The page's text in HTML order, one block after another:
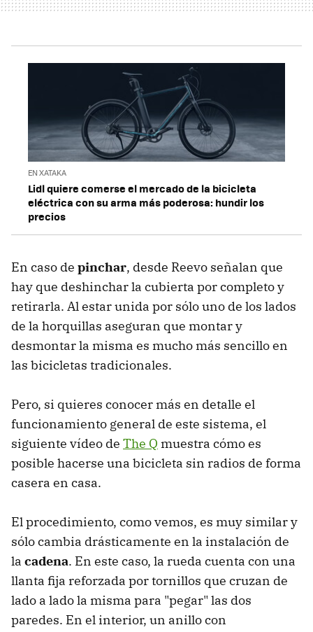
EN XATAKA
Lidl quiere comerse el mercado de la bicicleta
eléctrica con su arma más poderosa: hundir los
precios
En caso de pinchar, desde Reevo señalan que
hay que deshinchar la cubierta por completo y
retirarla. Al estar unida por sólo uno de los lados
de la horquillas aseguran que montar y
desmontar la misma es mucho más sencillo en
las bicicletas tradicionales.
Pero, si quieres conocer más en detalle el
funcionamiento general de este sistema, el
siguiente vídeo de The Q muestra cómo es
posible hacerse una bicicleta sin radios de forma
casera en casa.
El procedimiento, como vemos, es muy similar y
sólo cambia drásticamente en la instalación de
la cadena. En este caso, la rueda cuenta con una
llanta fija reforzada por tornillos que cruzan de
lado a lado la misma para "pegar" las dos
paredes. En el interior, un anillo con